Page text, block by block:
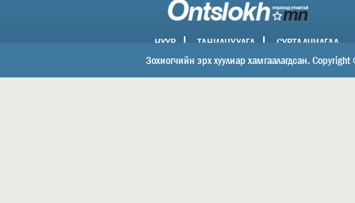
НҮҮР ТАНИЛЦУУЛГА СУРТАЛЧИЛГАА
ХОЛБОО БАРИХ
Зохиогчийн эрх хуулиар хамгаалагдсан.